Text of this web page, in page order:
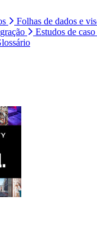
Folhas de dados e
Estudos de caso